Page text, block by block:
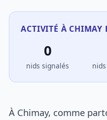
ACTIVITÉ À CHIMAY
0
nids signalés
À Chimay, comme